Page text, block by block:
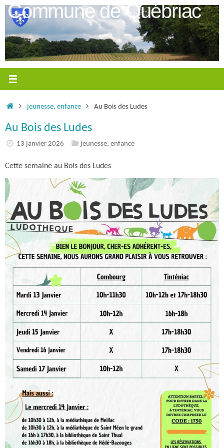
Passer
contenu
Commune de Québriac
Accueiljeunesse, enfance Au Bois des Ludes
Au Bois des Ludes
13 janvier 2026 jeunesse, enfance
Cette semaine au Bois des Ludes